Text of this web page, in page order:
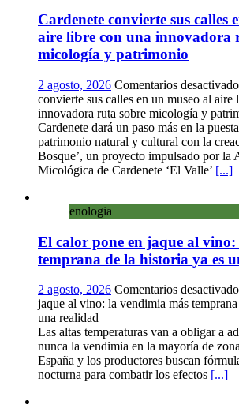
Cardenete convierte sus calles
aire libre con una innovadora
micología y patrimonio
2 agosto, 2026 Comentarios
convierte sus calles en un museo al aire
innovadora ruta sobre micología y
Cardenete dará un paso más en la
patrimonio natural y cultural con la
Bosque’, un proyecto impulsado por la
Micológica de Cardenete ‘El Valle’ [...]
enologia
El calor pone en jaque al
temprana de la historia ya es
2 agosto, 2026 Comentarios
jaque al vino: la vendimia más
una realidad
Las altas temperaturas van a obligar a
nunca la vendimia en la mayoría de
España y los productores buscan
nocturna para combatir los efectos [...]